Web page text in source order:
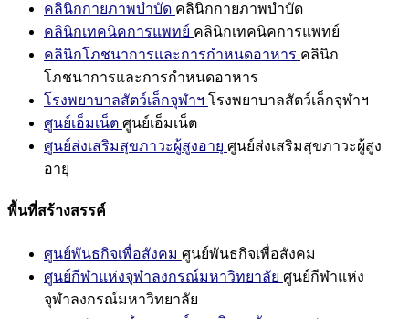
คลินิกกายภาพบำบัด คลินิกกายภาพบำบัด
คลินิกเทคนิคการแพทย์ คลินิกเทคนิคการแพทย์
คลินิกโภชนาการและการกำหนดอาหาร คลินิก
โภชนาการและการกำหนดอาหาร
โรงพยาบาลสัตว์เล็กจุฬาฯ โรงพยาบาลสัตว์เล็กจุฬาฯ
ศูนย์เอ็มเน็ต ศูนย์เอ็มเน็ต
ศูนย์ส่งเสริมสุขภาวะผู้สูงอายุ ศูนย์ส่งเสริมสุขภาวะผู้สูง
อายุ
พื้นที่สร้างสรรค์
ศูนย์พันธกิจเพื่อสังคม ศูนย์พันธกิจเพื่อสังคม
ศูนย์กีฬาแห่งจุฬาลงกรณ์มหาวิทยาลัย ศูนย์กีฬาแห่ง
จุฬาลงกรณ์มหาวิทยาลัย